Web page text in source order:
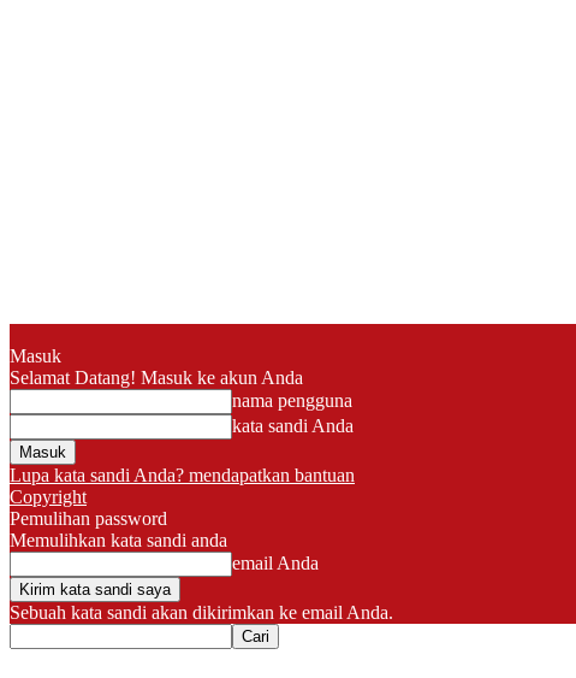
Masuk
Selamat Datang! Masuk ke akun Anda
nama pengguna
kata sandi Anda
Lupa kata sandi Anda? mendapatkan bantuan
Copyright
Pemulihan password
Memulihkan kata sandi anda
email Anda
Sebuah kata sandi akan dikirimkan ke email Anda.